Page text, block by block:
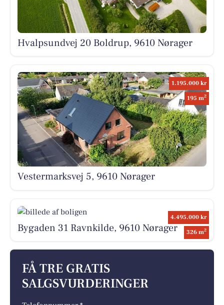
Hvalpsundvej 20 Boldrup, 9610 Nørager
1.195.000 kr
195 m2
Vestermarksvej 5, 9610 Nørager
4.495.000 kr
326 m2
Bygaden 31 Ravnkilde, 9610 Nørager
FÅ TRE GRATIS
SALGSVURDERINGER